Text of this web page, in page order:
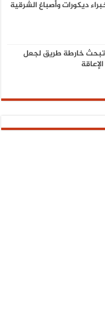
خارطة طريق لجعل